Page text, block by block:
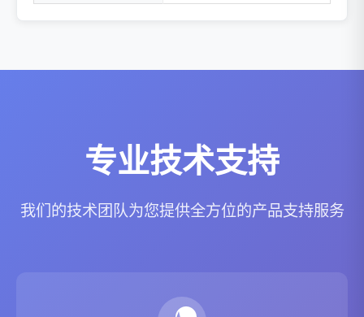
专业技术支持
我们的技术团队为您提供全方位的产品支持服务